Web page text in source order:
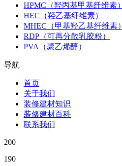
HPMC（羟丙基甲基纤维素）
HEC（羟乙基纤维素）
MHEC（甲基羟乙基纤维素）
RDP（可再分散乳胶粉）
PVA（聚乙烯醇）
导航
首页
关于我们
装修建材知识
装修建材百科
联系我们
200
190